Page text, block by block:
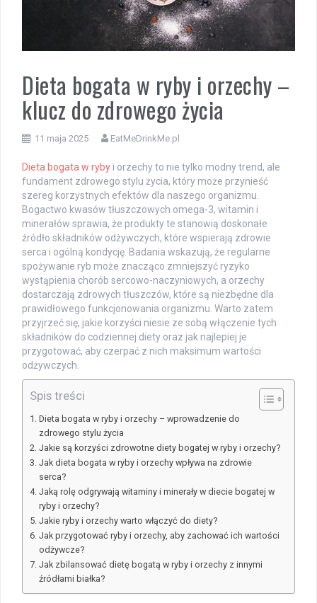
Dieta bogata w ryby i orzechy –
klucz do zdrowego życia
11 maja 2025 EatMeDrinkMe.pl
Dieta bogata w ryby i orzechy to nie tylko modny trend, ale
fundament zdrowego stylu życia, który może przynieść
szereg korzystnych efektów dla naszego organizmu.
Bogactwo kwasów tłuszczowych omega-3, witamin i
minerałów sprawia, że produkty te stanowią doskonałe
źródło składników odżywczych, które wspierają zdrowie
serca i ogólną kondycję. Badania wskazują, że regularne
spożywanie ryb może znacząco zmniejszyć ryzyko
wystąpienia chorób sercowo-naczyniowych, a orzechy
dostarczają zdrowych tłuszczów, które są niezbędne dla
prawidłowego funkcjonowania organizmu. Warto zatem
przyjrzeć się, jakie korzyści niesie ze sobą włączenie tych
składników do codziennej diety oraz jak najlepiej je
przygotować, aby czerpać z nich maksimum wartości
odżywczych.
Spis treści
Dieta bogata w ryby i orzechy – wprowadzenie do
zdrowego stylu życia
Jakie są korzyści zdrowotne diety bogatej w ryby i orzechy?
Jak dieta bogata w ryby i orzechy wpływa na zdrowie
serca?
Jaką rolę odgrywają witaminy i minerały w diecie bogatej w
ryby i orzechy?
Jakie ryby i orzechy warto włączyć do diety?
Jak przygotować ryby i orzechy, aby zachować ich wartości
odżywcze?
Jak zbilansować dietę bogatą w ryby i orzechy z innymi
źródłami białka?